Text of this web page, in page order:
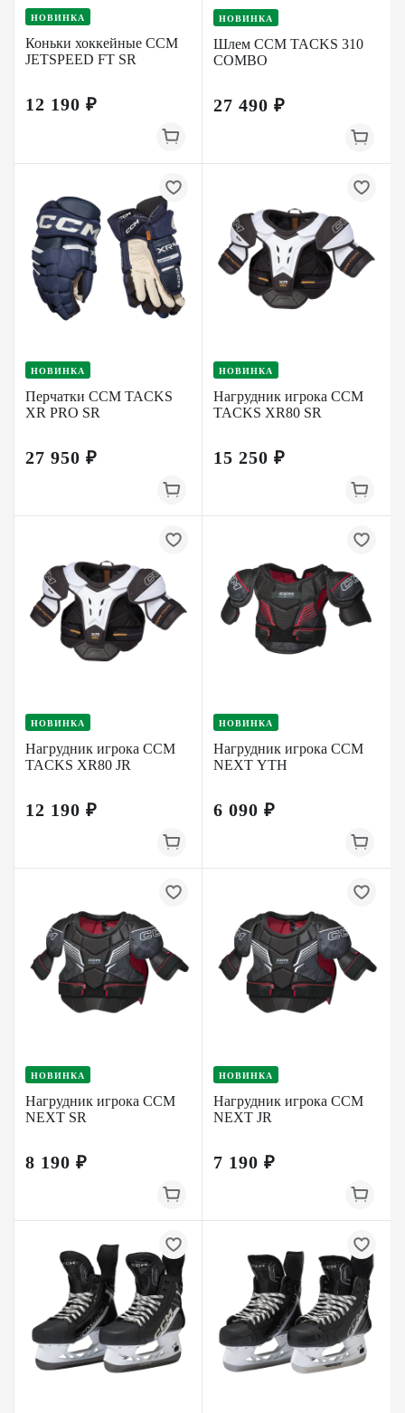
НОВИНКА
Коньки хоккейные CCM
JETSPEED FT SR
12 190 ₽
НОВИНКА
Шлем CCM TACKS 310
COMBO
27 490 ₽
НОВИНКА
Перчатки CCM TACKS
XR PRO SR
27 950 ₽
НОВИНКА
Нагрудник игрока CCM
TACKS XR80 SR
15 250 ₽
НОВИНКА
Нагрудник игрока CCM
TACKS XR80 JR
12 190 ₽
НОВИНКА
Нагрудник игрока CCM
NEXT YTH
6 090 ₽
НОВИНКА
Нагрудник игрока CCM
NEXT SR
8 190 ₽
НОВИНКА
Нагрудник игрока CCM
NEXT JR
7 190 ₽